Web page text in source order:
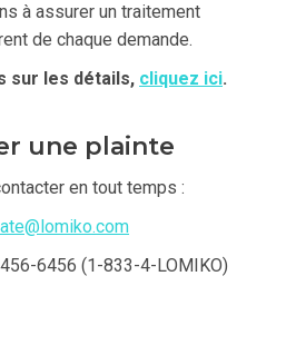
à assurer un traitement
de chaque demande.
sur les détails, cliquez ici.
une plainte
en tout temps :
6456 (1-833-4-LOMIKO)